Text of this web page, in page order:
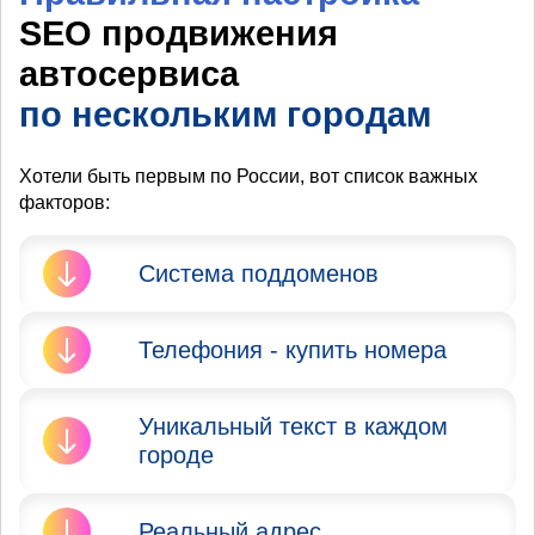
SEO продвижения
автосервиса
по нескольким городам
Хотели быть первым по России, вот список важных
факторов:
Система поддоменов
Яндекс и Google запрещают
продвижение сайта в
должны мешать тем, кто
территориально находится в
данных городах.
Итог: сделайте систему
Телефония - купить номера
Очень Важно
присутствовать в городе при
добавлении его в
специалист из Яндекс.
Уникальный текст в каждом
городе
Очень Важно сделать